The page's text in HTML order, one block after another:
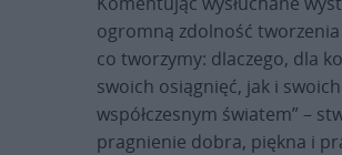
ogromną zdolność
co tworzymy: dlaczego, dla
swoich osiągnięć, jak i
współczesnym światem” –
pragnienie dobra, piękna i